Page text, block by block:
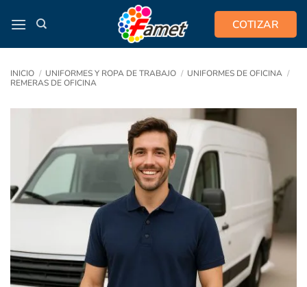
COTIZAR
INICIO / UNIFORMES Y ROPA DE TRABAJO / UNIFORMES DE OFICINA /
REMERAS DE OFICINA